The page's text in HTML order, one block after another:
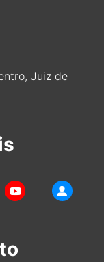
Juiz de